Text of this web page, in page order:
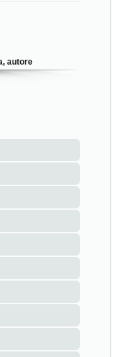
autore